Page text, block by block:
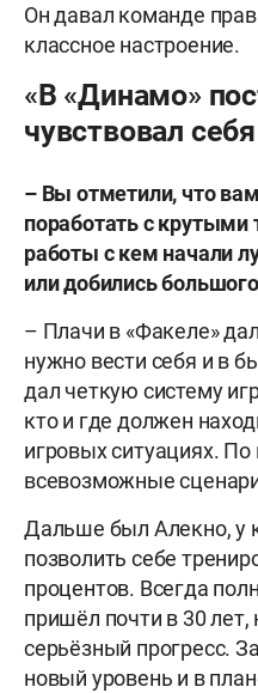
Он давал команде
классное настроение.
«В «Динамо»
чувствовал
– Вы отметили, что
поработать с
работы с кем начали
или добились
– Плачи в «Факеле»
нужно вести себя и в
дал четкую систему
кто и где должен
игровых ситуациях.
всевозможные
Дальше был Алекно, у
позволить себе
процентов. Всегда
пришёл почти в 30 лет,
серьёзный прогресс.
новый уровень и в